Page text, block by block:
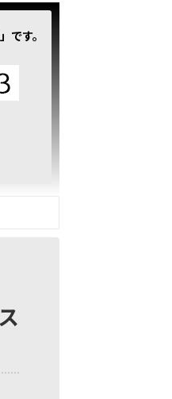
です。